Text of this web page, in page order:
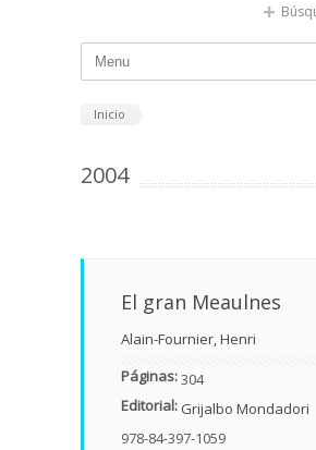
Inicio
2004
El gran Meaulnes
Alain-Fournier, Henri
Páginas:304
Editorial: Grijalbo Mondadori
978-84-397-1059